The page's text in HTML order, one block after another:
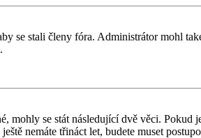
se stali členy fóra. Administrátor mohl
mohly se stát následující dvě věci. Pokud
nemáte třináct let, budete muset